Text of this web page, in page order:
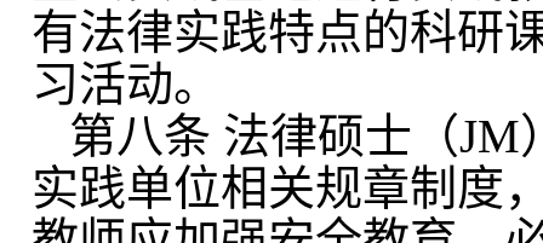
有法律实践特点的科研
习活动。
第八条 法律硕士（JM
实践单位相关规章制度